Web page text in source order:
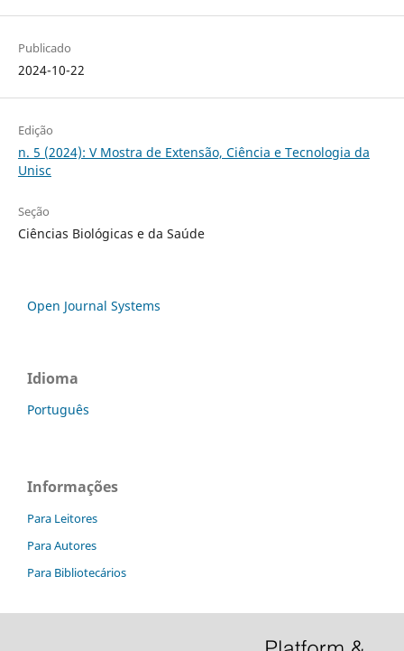
Publicado
2024-10-22
Edição
n. 5 (2024): V Mostra de Extensão, Ciência e Tecnologia da
Unisc
Seção
Ciências Biológicas e da Saúde
Open Journal Systems
Idioma
Português
Informações
Para Leitores
Para Autores
Para Bibliotecários